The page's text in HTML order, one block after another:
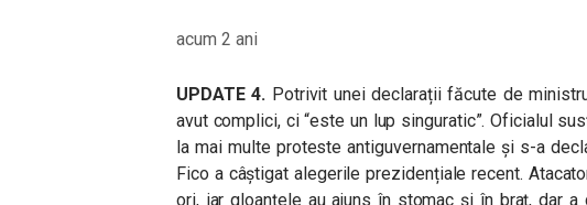
acum 2 ani
UPDATE 4. Potrivit unei declarații făcute de
avut complici, ci “este un lup singuratic”. Oficialul
la mai multe proteste antiguvernamentale și s-a
Fico a câștigat alegerile prezidențiale recent.
ori, iar gloanțele au ajuns în stomac și în braț, dar